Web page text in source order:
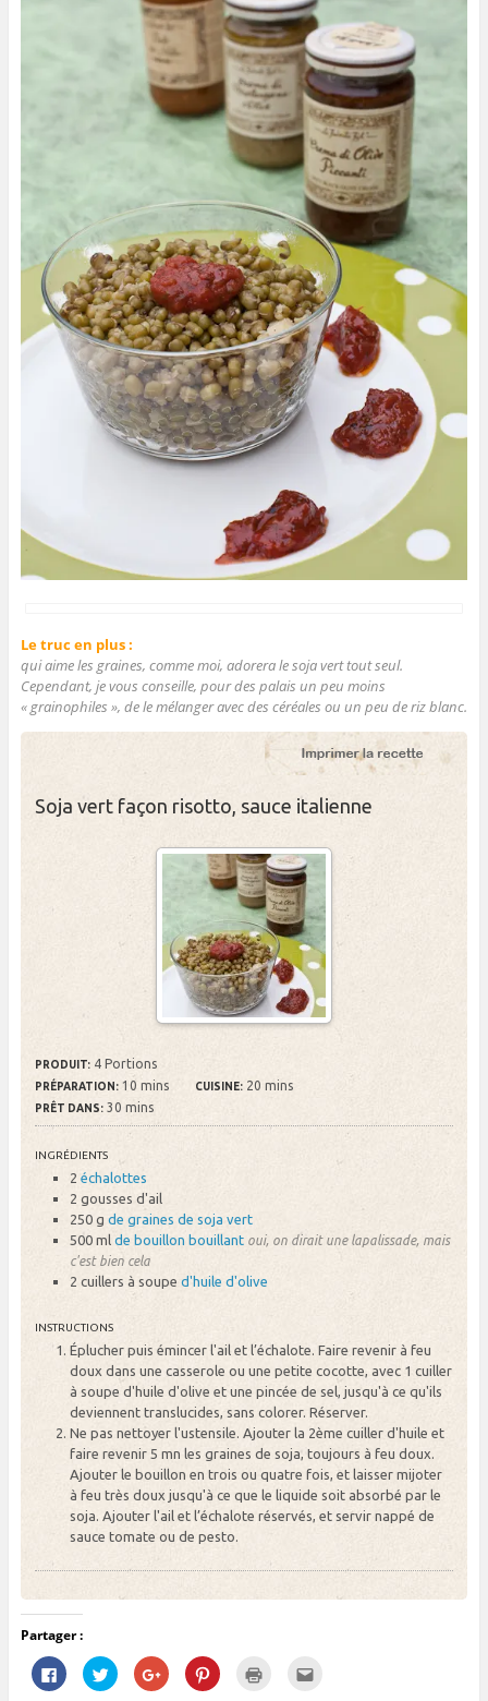
Le truc en plus :
qui aime les graines, comme moi, adorera le soja vert tout seul.
Cependant, je vous conseille, pour des palais un peu moins
« grainophiles », de le mélanger avec des céréales ou un peu de riz blanc.
Soja vert façon risotto, sauce italienne
PRODUIT: 4 Portions
PRÉPARATION: 10 mins CUISINE: 20 mins
PRÊT DANS: 30 mins
INGRÉDIENTS
2échalottes
2 gousses d'ail
250 g de graines de soja vert
500 ml de bouillon bouillant oui, on dirait une lapalissade, mais
c'est bien cela
2 cuillers à soupe d'huile d'olive
INSTRUCTIONS
Éplucher puis émincer l'ail et l’échalote. Faire revenir à feu
doux dans une casserole ou une petite cocotte, avec 1 cuiller
à soupe d'huile d'olive et une pincée de sel, jusqu'à ce qu'ils
deviennent translucides, sans colorer. Réserver.
Ne pas nettoyer l'ustensile. Ajouter la 2ème cuiller d'huile et
faire revenir 5 mn les graines de soja, toujours à feu doux.
Ajouter le bouillon en trois ou quatre fois, et laisser mijoter
à feu très doux jusqu'à ce que le liquide soit absorbé par le
soja. Ajouter l'ail et l’échalote réservés, et servir nappé de
sauce tomate ou de pesto.
Partager :
C
l
C
l
C
l
C
l